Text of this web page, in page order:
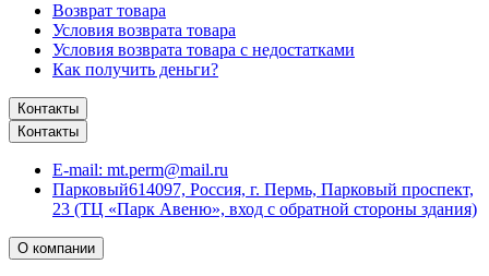
Возврат товара
Условия возврата товара
Условия возврата товара с недостатками
Как получить деньги?
Контакты
Контакты
E-mail: mt.perm@mail.ru
Парковый614097, Россия, г. Пермь, Парковый проспект,
23 (ТЦ «Парк Авеню», вход с обратной стороны здания)
О компании